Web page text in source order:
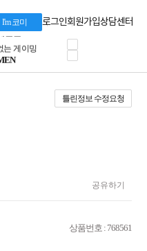
I'm 코미 로그인회원가입상담센터
찬스
센셜
는 게이밍
틀린정보 수정요청
공유하기
상품번호 : 768561